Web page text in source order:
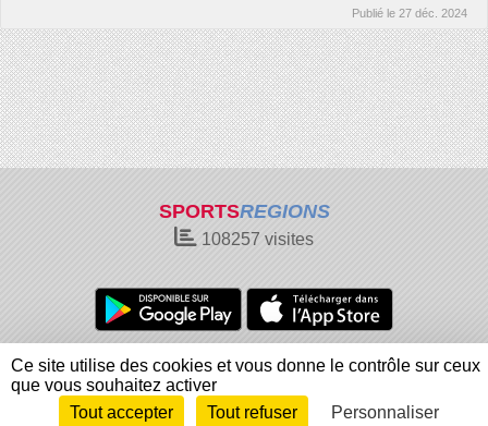
Publié le 27 déc. 2024
SPORTSREGIONS
108257 visites
Charte cookies
Gestion des cookies
Informations légales
Signaler un contenu inapproprié
Envie de participer ?
Connexion
Ce site utilise des cookies et vous donne le contrôle sur ceux
que vous souhaitez activer
Tout accepter
Tout refuser Personnaliser